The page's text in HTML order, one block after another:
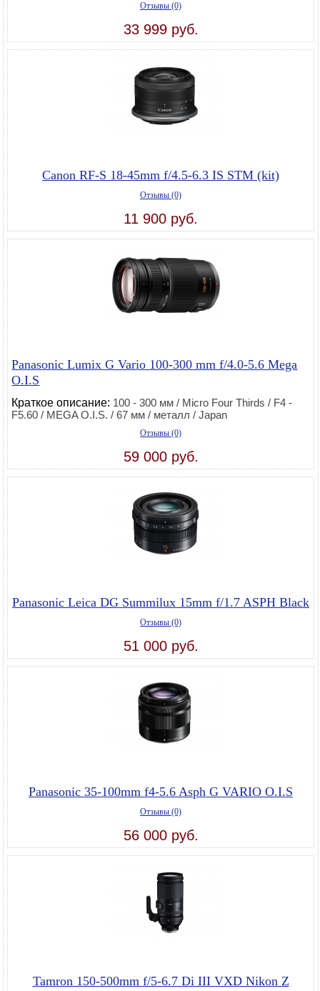
Отзывы (0)
33 999 руб.
Canon RF-S 18-45mm f/4.5-6.3 IS STM (kit)
Отзывы (0)
11 900 руб.
Panasonic Lumix G Vario 100-300 mm f/4.0-5.6 Mega
O.I.S
Краткое описание: 100 - 300 мм / Micro Four Thirds / F4 -
F5.60 / MEGA O.I.S. / 67 мм / металл / Japan
Отзывы (0)
59 000 руб.
Panasonic Leica DG Summilux 15mm f/1.7 ASPH Black
Отзывы (0)
51 000 руб.
Panasonic 35-100mm f4-5.6 Asph G VARIO O.I.S
Отзывы (0)
56 000 руб.
Tamron 150-500mm f/5-6.7 Di III VXD Nikon Z